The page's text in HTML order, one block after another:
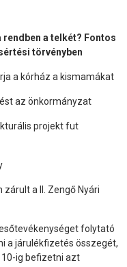
a telkét? Fontos
törvényben
a kórház a kismamákat
az önkormányzat
projekt fut
a II. Zengő Nyári
folytató
a járulékfizetés összegét,
ig befizetni azt